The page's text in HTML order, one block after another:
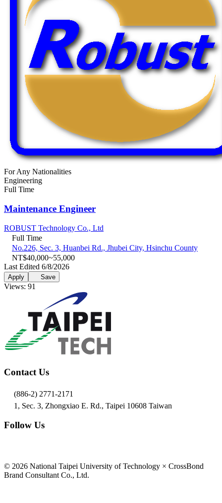
For Any Nationalities
Engineering
Full Time
Maintenance Engineer
ROBUST Technology Co., Ltd
Full Time
No.226, Sec. 3, Huanbei Rd., Jhubei City, Hsinchu County
NT$40,000~55,000
Last Edited 6/8/2026
Apply Save
Views: 91
Contact Us
(886-2) 2771-2171
1, Sec. 3, Zhongxiao E. Rd., Taipei 10608 Taiwan
Follow Us
© 2026 National Taipei University of Technology × CrossBond
Brand Consultant Co., Ltd.